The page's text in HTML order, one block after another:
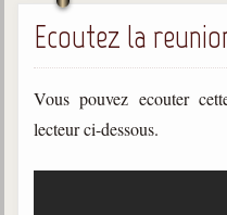
Les hommes
Les fondateurs
Allan Kardec
1804-1869
Léon Denis
Ecoutez la
Vous pouvez ecouter
lecteur ci-dessous.